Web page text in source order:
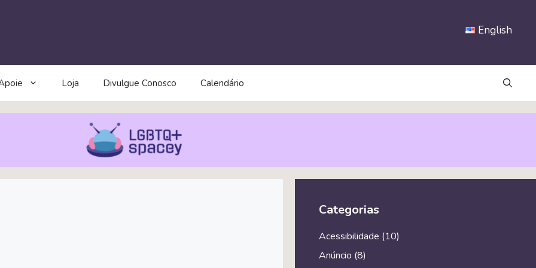
English
Loja Divulgue Conosco Calendário
Categorias
Acessibilidade (10)
Anúncio (8)